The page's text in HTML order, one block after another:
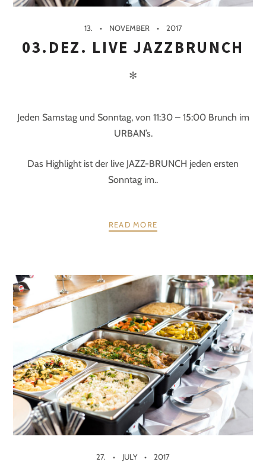
13. NOVEMBER 2017
03.DEZ. LIVE JAZZBRUNCH
✻
Jeden Samstag und Sonntag, von 11:30 – 15:00 Brunch im
URBAN’s.
Das Highlight ist der live JAZZ-BRUNCH jeden ersten
Sonntag im..
READ MORE
27. JULY 2017